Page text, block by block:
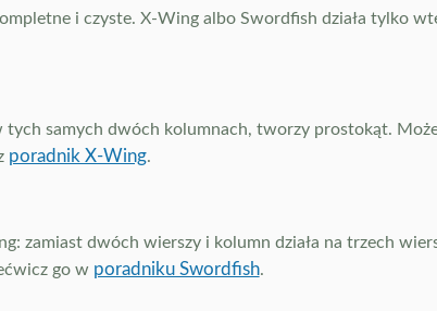
i czyste. X-Wing albo Swordfish działa tylko
samych dwóch kolumnach, tworzy prostokąt.
poradnik X-Wing.
zamiast dwóch wierszy i kolumn działa na trzech
go w poradniku Swordfish.